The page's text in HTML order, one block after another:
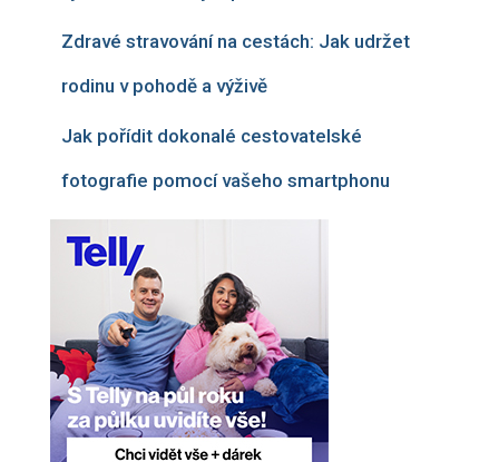
Zdravé stravování na cestách: Jak udržet
rodinu v pohodě a výživě
Jak pořídit dokonalé cestovatelské
fotografie pomocí vašeho smartphonu